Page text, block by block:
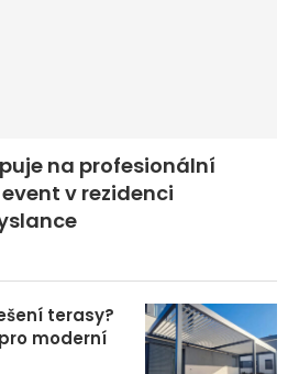
na profesionální
v rezidenci
terasy?
moderní